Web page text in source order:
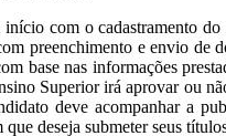
início com o cadastramento do
preenchimento e envio de
base nas informações
Superior irá aprovar ou
deve acompanhar a
deseja submeter seus